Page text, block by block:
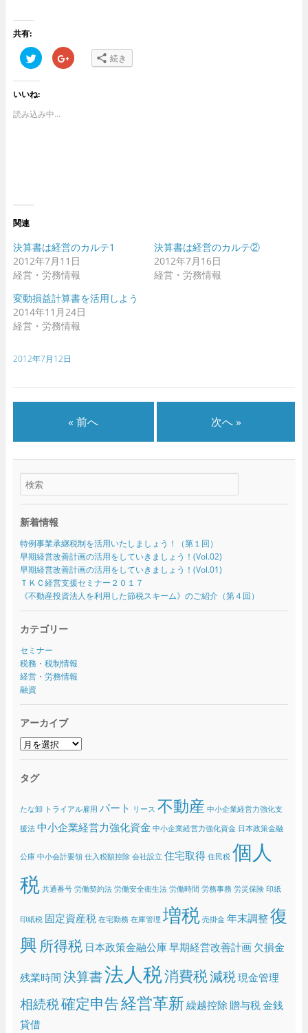
共有:
ク
リ
ク
て
w
ド
ウ
で
開
き
す
)
ク
リ
ド
ウ
で
開
き
す
)
続き
いいね:
読み込み中...
関連
決算書は経営のカルテ1
2012年7月11日
経営・労務情報
決算書は経営のカルテ②
2012年7月16日
経営・労務情報
変動損益計算書を活用しよう
2014年11月24日
経営・労務情報
2012年7月12日
« 前へ 次へ »
新着情報
特例事業承継税制を活用いたしましょう！（第１回）
早期経営改善計画の活用をしていきましょう！(Vol.02)
早期経営改善計画の活用をしていきましょう！(Vol.01)
ＴＫＣ経営支援セミナー２０１７
《不動産投資法人を利用した節税スキーム》のご紹介（第４回）
カテゴリー
セミナー
税務・税制情報
経営・労務情報
融資
アーカイブ
ア
イ
タグ
たな卸 トライアル雇用 パート リース 不動産 中小企業経営力強化支
援法 中小企業経営力強化資金 中小企業経営力強化資金 日本政策金融
公庫 中小会計要領 仕入税額控除 会社設立 住宅取得 住民税 個人
税 共通番号 労働契約法 労働安全衛生法 労働時間 労務事務 労災保険 印紙
印紙税 固定資産税 在宅勤務 在庫管理 増税 売掛金 年末調整復
興 所得税 日本政策金融公庫早期経営改善計画 欠損金
残業時間決算書法人税消費税減税現金管理
相続税確定申告経営革新繰越控除 贈与税金銭
貸借